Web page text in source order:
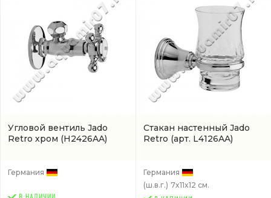
Угловой вентиль Jado
Retro хром (H2426AA)
Германия
Стакан настенный Jado
Retro (арт. L4126AA)
Германия
(ш.в.г.) 7x11x12 см.